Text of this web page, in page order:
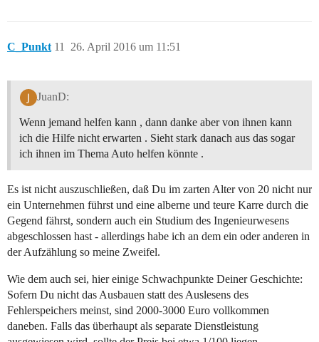
C_Punkt 26. April 2016 um 11:51
11
JuanD:
Wenn jemand helfen kann , dann danke aber von ihnen kann
ich die Hilfe nicht erwarten . Sieht stark danach aus das sogar
ich ihnen im Thema Auto helfen könnte .
Es ist nicht auszuschließen, daß Du im zarten Alter von 20 nicht nur
ein Unternehmen führst und eine alberne und teure Karre durch die
Gegend fährst, sondern auch ein Studium des Ingenieurwesens
abgeschlossen hast - allerdings habe ich an dem ein oder anderen in
der Aufzählung so meine Zweifel.
Wie dem auch sei, hier einige Schwachpunkte Deiner Geschichte:
Sofern Du nicht das Ausbauen statt des Auslesens des
Fehlerspeichers meinst, sind 2000-3000 Euro vollkommen
daneben. Falls das überhaupt als separate Dienstleistung